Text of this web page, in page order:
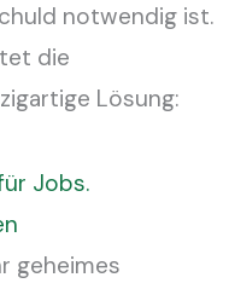
notwendig ist.
die
Lösung:
geheimes